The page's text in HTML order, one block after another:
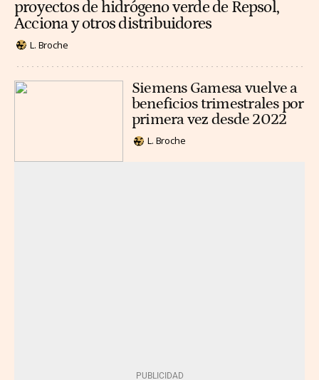
proyectos de hidrógeno verde de Repsol,
Acciona y otros distribuidores
L. Broche
Siemens Gamesa vuelve a
beneficios trimestrales por
primera vez desde 2022
L. Broche